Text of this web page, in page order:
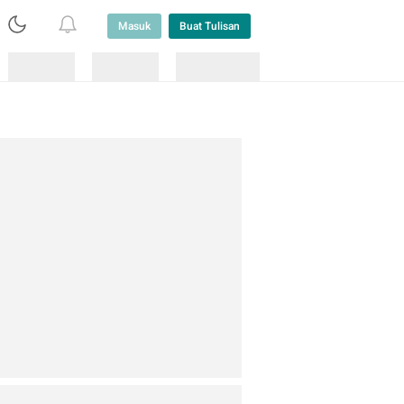
Masuk Buat Tulisan